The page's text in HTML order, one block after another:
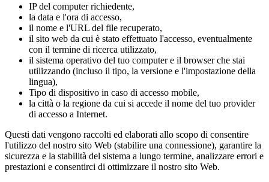
IP del computer richiedente,
la data e l'ora di accesso,
il nome e l'URL del file recuperato,
il sito web da cui è stato effettuato l'accesso, eventualmente
con il termine di ricerca utilizzato,
il sistema operativo del tuo computer e il browser che stai
utilizzando (incluso il tipo, la versione e l'impostazione della
lingua),
Tipo di dispositivo in caso di accesso mobile,
la città o la regione da cui si accede il nome del tuo provider
di accesso a Internet.
Questi dati vengono raccolti ed elaborati allo scopo di consentire
l'utilizzo del nostro sito Web (stabilire una connessione), garantire la
sicurezza e la stabilità del sistema a lungo termine, analizzare errori e
prestazioni e consentirci di ottimizzare il nostro sito Web.